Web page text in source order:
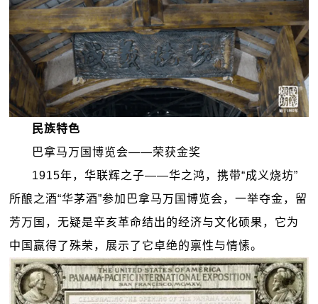
民族特色
巴拿马万国博览会——荣获金奖
1915年，华联辉之子——华之鸿，携带“成义烧坊”
所酿之酒“华茅酒”参加巴拿马万国博览会，一举夺金，留
芳万国，无疑是辛亥革命结出的经济与文化硕果，它为
中国赢得了殊荣，展示了它卓绝的禀性与情愫。